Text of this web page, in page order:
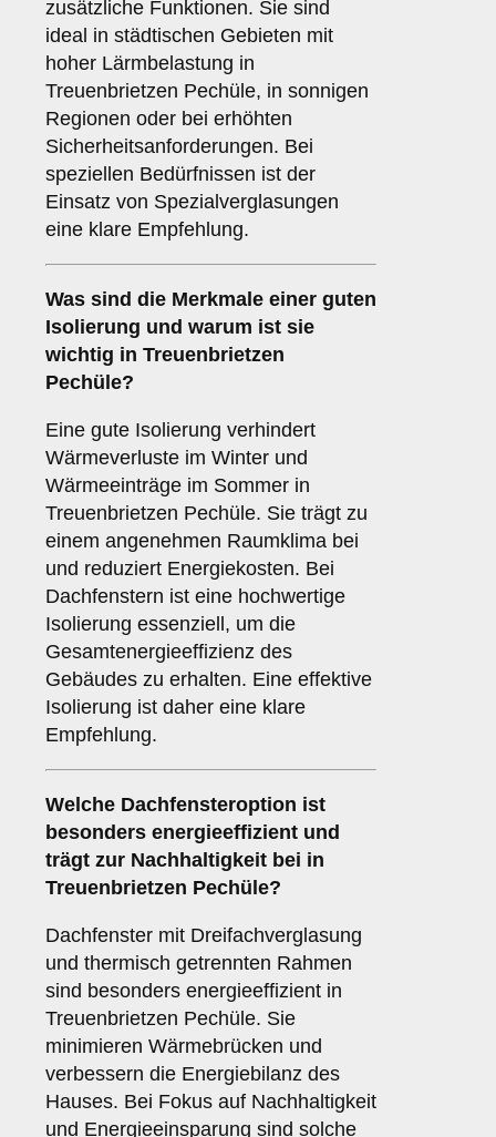
zusätzliche Funktionen. Sie sind
ideal in städtischen Gebieten mit
hoher Lärmbelastung in
Treuenbrietzen Pechüle, in sonnigen
Regionen oder bei erhöhten
Sicherheitsanforderungen. Bei
speziellen Bedürfnissen ist der
Einsatz von Spezialverglasungen
eine klare Empfehlung.
Was sind die Merkmale einer guten
Isolierung und warum ist sie
wichtig in Treuenbrietzen
Pechüle?
Eine gute Isolierung verhindert
Wärmeverluste im Winter und
Wärmeeinträge im Sommer in
Treuenbrietzen Pechüle. Sie trägt zu
einem angenehmen Raumklima bei
und reduziert Energiekosten. Bei
Dachfenstern ist eine hochwertige
Isolierung essenziell, um die
Gesamtenergieeffizienz des
Gebäudes zu erhalten. Eine effektive
Isolierung ist daher eine klare
Empfehlung.
Welche Dachfensteroption ist
besonders energieeffizient und
trägt zur Nachhaltigkeit bei in
Treuenbrietzen Pechüle?
Dachfenster mit Dreifachverglasung
und thermisch getrennten Rahmen
sind besonders energieeffizient in
Treuenbrietzen Pechüle. Sie
minimieren Wärmebrücken und
verbessern die Energiebilanz des
Hauses. Bei Fokus auf Nachhaltigkeit
und Energieeinsparung sind solche